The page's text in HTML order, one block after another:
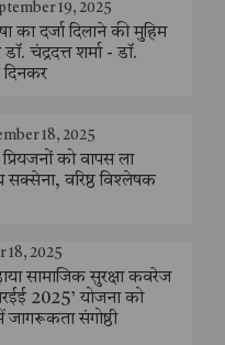
19, 2025
का दर्जा दिलाने की मुहिम
चंद्रदत्त शर्मा - डॉ.
दिनकर
18, 2025
को वापस ला
वरिष्ठ विश्लेषक
18, 2025
सामाजिक सुरक्षा कवरेज
2025’ योजना को
जागरूकता संगोष्ठी